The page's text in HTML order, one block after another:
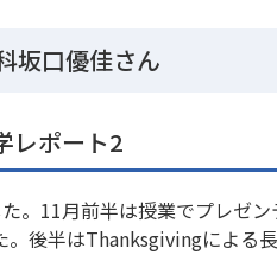
坂口優佳さん
レポート2
。11月前半は授業でプレゼ
後半はThanksgivingによる